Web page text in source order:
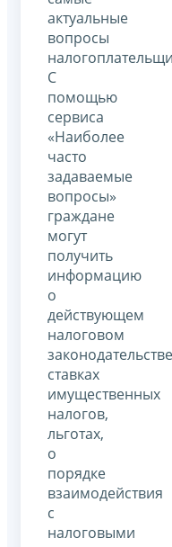
актуальные
вопросы
С
помощью
сервиса
«Наиболее
часто
задаваемые
вопросы»
граждане
могут
получить
информацию
о
действующем
налоговом
ставках
имущественных
налогов,
льготах,
о
порядке
взаимодействия
с
налоговыми